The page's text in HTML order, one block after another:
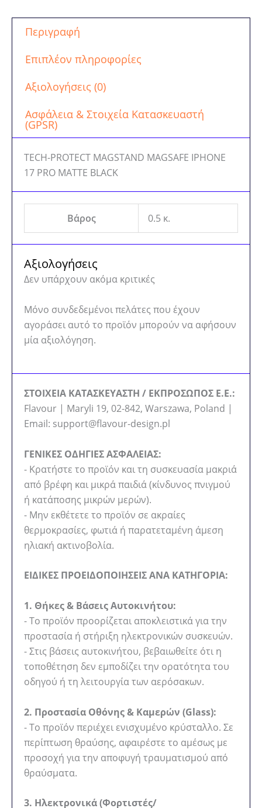
Περιγραφή
Επιπλέον πληροφορίες
Αξιολογήσεις (0)
Ασφάλεια & Στοιχεία Κατασκευαστή
(GPSR)
TECH-PROTECT MAGSTAND MAGSAFE IPHONE
17 PRO MATTE BLACK
Βάρος 0.5 κ.
Αξιολογήσεις
Δεν υπάρχουν ακόμα κριτικές
Μόνο συνδεδεμένοι πελάτες που έχουν
αγοράσει αυτό το προϊόν μπορούν να αφήσουν
μία αξιολόγηση.
ΣΤΟΙΧΕΙΑ ΚΑΤΑΣΚΕΥΑΣΤΗ / ΕΚΠΡΟΣΩΠΟΣ Ε.Ε.:
Flavour | Maryli 19, 02-842, Warszawa, Poland |
Email: support@flavour-design.pl
ΓΕΝΙΚΕΣ ΟΔΗΓΙΕΣ ΑΣΦΑΛΕΙΑΣ:
- Κρατήστε το προϊόν και τη συσκευασία μακριά
από βρέφη και μικρά παιδιά (κίνδυνος πνιγμού
ή κατάποσης μικρών μερών).
- Μην εκθέτετε το προϊόν σε ακραίες
θερμοκρασίες, φωτιά ή παρατεταμένη άμεση
ηλιακή ακτινοβολία.
ΕΙΔΙΚΕΣ ΠΡΟΕΙΔΟΠΟΙΗΣΕΙΣ ΑΝΑ ΚΑΤΗΓΟΡΙΑ:
1. Θήκες & Βάσεις Αυτοκινήτου:
- Το προϊόν προορίζεται αποκλειστικά για την
προστασία ή στήριξη ηλεκτρονικών συσκευών.
- Στις βάσεις αυτοκινήτου, βεβαιωθείτε ότι η
τοποθέτηση δεν εμποδίζει την ορατότητα του
οδηγού ή τη λειτουργία των αερόσακων.
2. Προστασία Οθόνης & Καμερών (Glass):
- Το προϊόν περιέχει ενισχυμένο κρύσταλλο. Σε
περίπτωση θραύσης, αφαιρέστε το αμέσως με
προσοχή για την αποφυγή τραυματισμού από
θραύσματα.
3. Ηλεκτρονικά (Φορτιστές/